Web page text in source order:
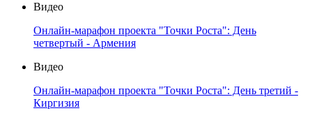
Видео
Онлайн-марафон проекта "Точки Роста": День
четвертый - Армения
Видео
Онлайн-марафон проекта "Точки Роста": День третий -
Киргизия